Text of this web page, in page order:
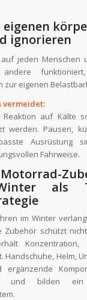
eigenen
ignorieren
jeden Menschen
zur eigenen
vermeidet:
Reaktion auf Kälte
werden. Pausen,
Ausrüstung
Fahrweise.
als
im Winter
Zubehör schützt
Konzentration,
Handschuhe, Helm,
ergänzende
und bilden ein